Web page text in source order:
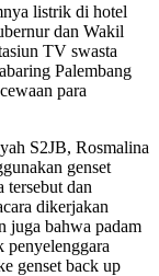
listrik di hotel
dan Wakil
TV swasta
Palembang
para
S2JB, Rosmalina
genset
tersebut dan
dikerjakan
juga bahwa padam
penyelenggara
genset back up